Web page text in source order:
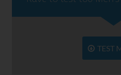
TEST